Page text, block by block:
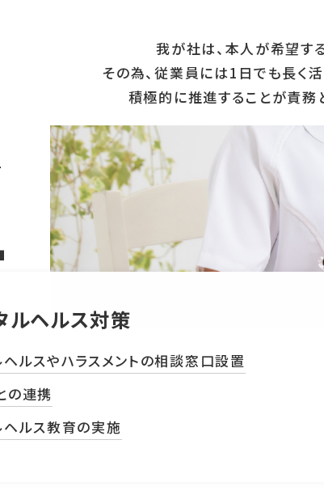
我が社は、本人が希望す
その為、従業員には1日でも長く
積極的に推進することが責務
ルヘルス対策
ヘルスやハラスメントの相談窓口設置
の連携
ヘルス教育の実施